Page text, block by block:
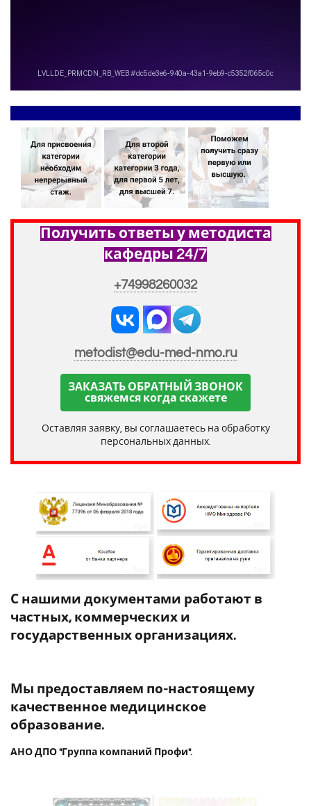
Получить ответы у методиста
кафедры 24/7
+74998260032
metodist@edu-med-nmo.ru
ЗАКАЗАТЬ ОБРАТНЫЙ ЗВОНОК
свяжемся когда скажете
Оставляя заявку, вы соглашаетесь на обработку
персональных данных.
С нашими документами работают в
частных, коммерческих и
государственных организациях.
Мы предоставляем по-настоящему
качественное медицинское
образование.
АНО ДПО "Группа компаний Профи".